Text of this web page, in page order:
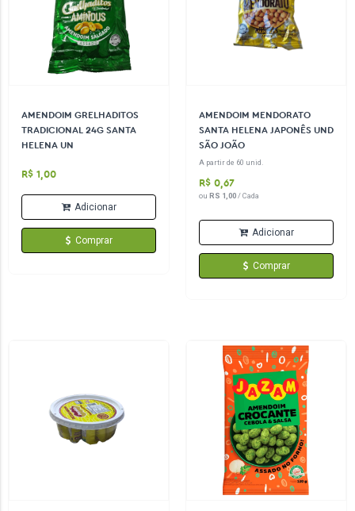
AMENDOIM GRELHADITOS
TRADICIONAL 24G SANTA
HELENA UN
R$ 1,00
Adicionar
Comprar
AMENDOIM MENDORATO
SANTA HELENA JAPONÊS UND
SÃO JOÃO
A partir de 60 unid.
R$ 0,67
ou RS 1,00/ Cada
Adicionar
Comprar